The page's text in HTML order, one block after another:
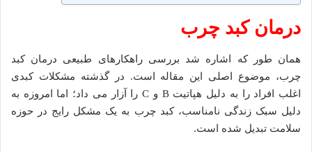
درمان کبد چرب
همان طور که اشاره شد بررسی راهکارهای طبیعی درمان کبد
چرب، موضوع اصلی این مقاله است. در گذشته مشکلات کبدی
اغلب افراد را به دلیل هپاتیت B و C را آزار می داد؛ اما امروزه به
دلیل سبک زندگی نامناسب، کبد چرب به یک مشکل رایج در حوزه
سلامت تبدیل شده است.